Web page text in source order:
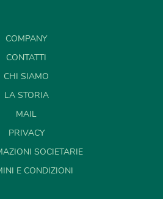
COMPANY
CONTATTI
CHI SIAMO
LA STORIA
MAIL
PRIVACY
SOCIETARIE
E CONDIZIONI